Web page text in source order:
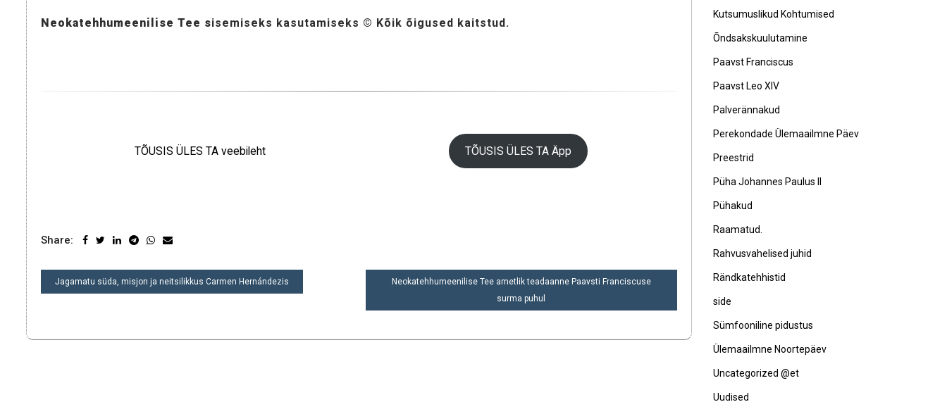
Neokatehhumeenilise Tee sisemiseks kasutamiseks © Kõik õigused kaitstud.
TÕUSIS ÜLES TA veebileht TÕUSIS ÜLES TA Äpp
Share:
NAVIGEERIMINE
Jagamatu süda, misjon ja neitsilikkus Carmen Hernándezis
Neokatehhumeenilise Tee ametlik teadaanne Paavsti Franciscuse
surma puhul
Kutsumuslikud Kohtumised
Õndsakskuulutamine
Paavst Franciscus
Paavst Leo XIV
Palverännakud
Perekondade Ülemaailmne Päev
Preestrid
Püha Johannes Paulus II
Pühakud
Raamatud.
Rahvusvahelised juhid
Rändkatehhistid
side
Sümfooniline pidustus
Ülemaailmne Noortepäev
Uncategorized @et
Uudised